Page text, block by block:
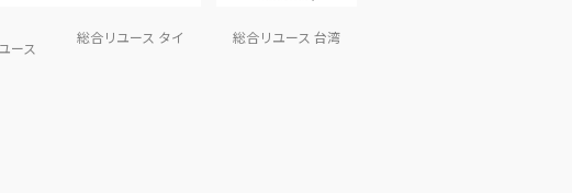
ース
総合リユース タイ 総合リユース 台湾